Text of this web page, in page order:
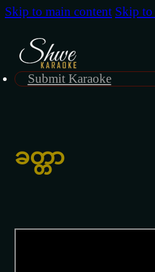
Skip to main content Skip
Submit Karaoke
ခတ္တာ